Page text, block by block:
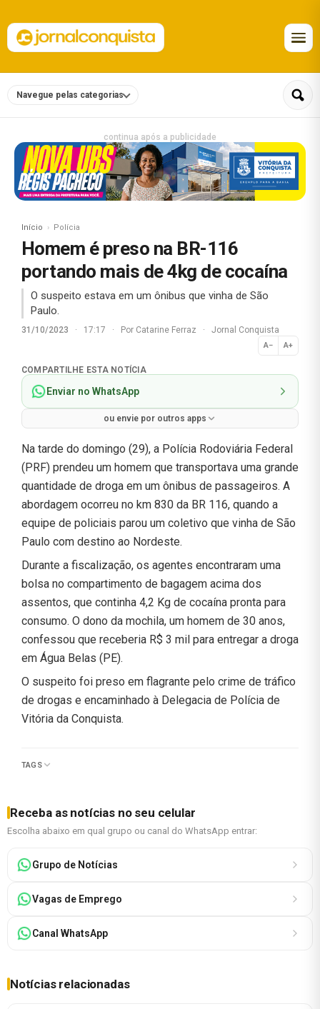
Navegue pelas categorias
continua após a publicidade
Início Polícia
Homem é preso na BR-116
portando mais de 4kg de cocaína
O suspeito estava em um ônibus que vinha de São
Paulo.
31/10/2023 · 17:17 · Por Catarine Ferraz · Jornal Conquista
A− A+
Normal
COMPARTILHE ESTA NOTÍCIA
Enviar no WhatsApp
ou envie por outros apps
Na tarde do domingo (29), a Polícia Rodoviária Federal
(PRF) prendeu um homem que transportava uma grande
quantidade de droga em um ônibus de passageiros. A
abordagem ocorreu no km 830 da BR 116, quando a
equipe de policiais parou um coletivo que vinha de São
Paulo com destino ao Nordeste.
Durante a fiscalização, os agentes encontraram uma
bolsa no compartimento de bagagem acima dos
assentos, que continha 4,2 Kg de cocaína pronta para
consumo. O dono da mochila, um homem de 30 anos,
confessou que receberia R$ 3 mil para entregar a droga
em Água Belas (PE).
O suspeito foi preso em flagrante pelo crime de tráfico
de drogas e encaminhado à Delegacia de Polícia de
Vitória da Conquista.
TAGS
Receba as notícias no seu celular
Escolha abaixo em qual grupo ou canal do WhatsApp entrar:
Grupo de Notícias
Vagas de Emprego
Canal WhatsApp
Notícias relacionadas